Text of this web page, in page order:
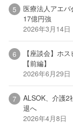
医療法人アエ
17億円強
2026年3月14日
【座談会】ホ
【前編】
2026年6月29日
ALSOK、介護2
退へ
2026年4月8日